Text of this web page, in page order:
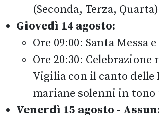
(Seconda, Terza,
Giovedì 14 agosto:
Ore 09:00: Santa Messa
Ore 20:30: Celebrazione
Vigilia con il canto delle
mariane solenni in
Venerdì 15 agosto -